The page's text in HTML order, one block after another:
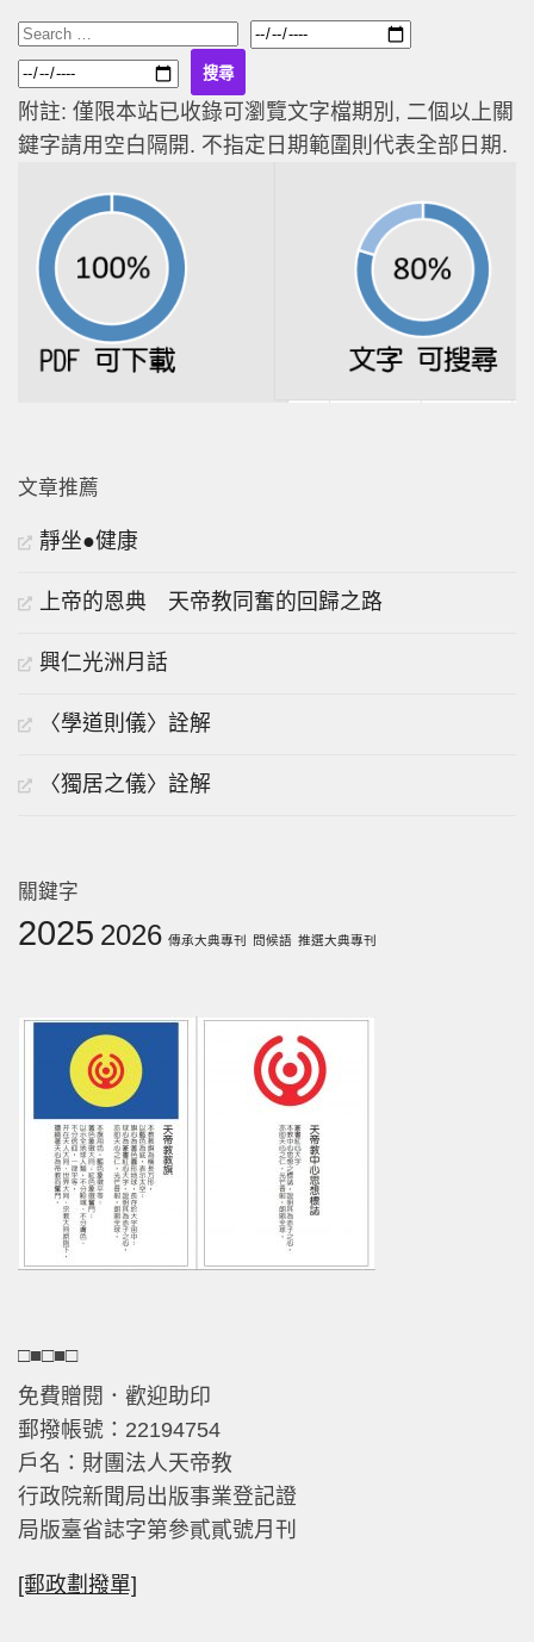
附註: 僅限本站已收錄可瀏覽文字檔期別, 二個以上關
鍵字請用空白隔開. 不指定日期範圍則代表全部日期.
文章推薦
靜坐●健康
上帝的恩典 天帝教同奮的回歸之路
興仁光洲月話
〈學道則儀〉詮解
〈獨居之儀〉詮解
關鍵字
2025 2026 傳承大典專刊 問候語 推選大典專刊
□■□■□
免費贈閱．歡迎助印
郵撥帳號：22194754
戶名：財團法人天帝教
行政院新聞局出版事業登記證
局版臺省誌字第參貳貳號月刊
[郵政劃撥單]